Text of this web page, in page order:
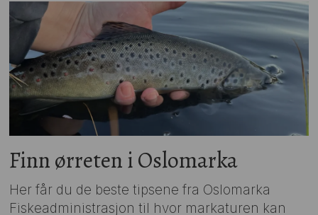
Finn ørreten i Oslomarka
Her får du de beste tipsene fra Oslomarka
Fiskeadministrasjon til hvor markaturen kan